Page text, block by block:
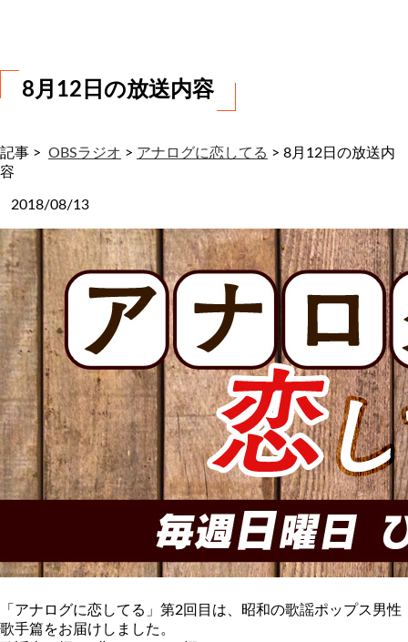
8月12日の放送内容
記事 > OBSラジオ > アナログに恋してる > 8月12日の放送内
容
2018/08/13
「アナログに恋してる」第2回目は、昭和の歌謡ポップス男性
歌手篇をお届けしました。